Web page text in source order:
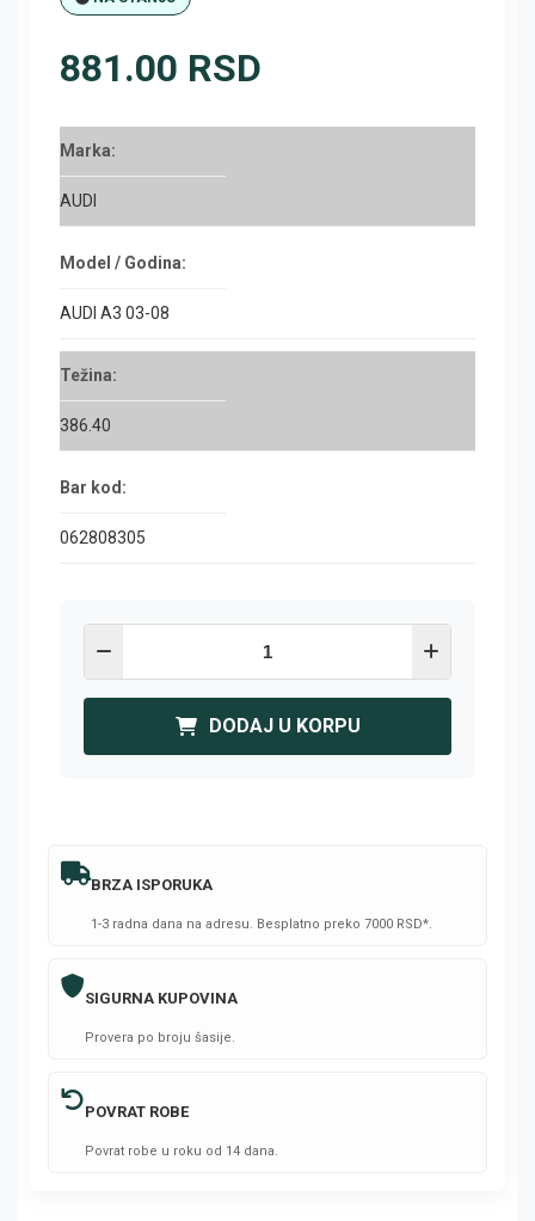
881.00 RSD
Marka:
AUDI
Model / Godina:
AUDI A3 03-08
Težina:
386.40
Bar kod:
062808305
DODAJ U KORPU
BRZA ISPORUKA
1-3 radna dana na adresu. Besplatno preko 7000 RSD*.
SIGURNA KUPOVINA
Provera po broju šasije.
POVRAT ROBE
Povrat robe u roku od 14 dana.